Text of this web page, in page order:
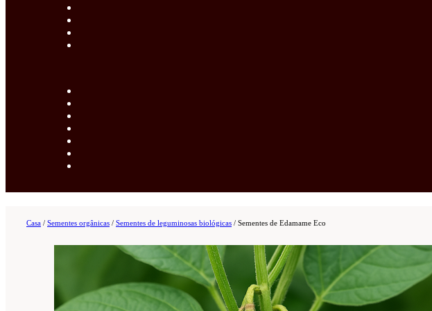
Casa / Sementes orgânicas / Sementes de leguminosas biológicas / Sementes de Edamame Eco